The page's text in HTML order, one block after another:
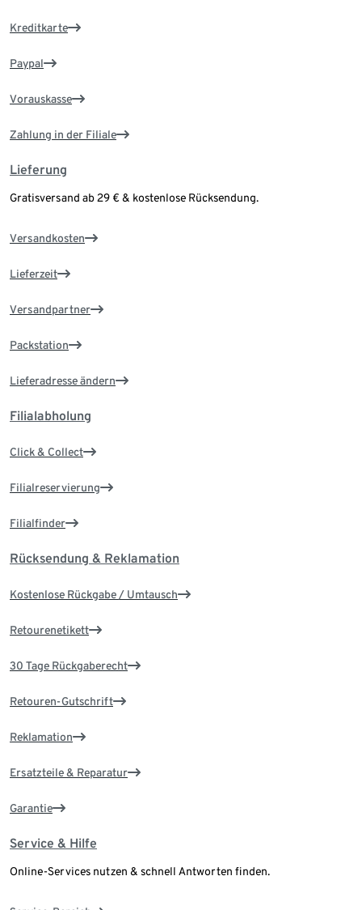
Kreditkarte
Paypal
Vorauskasse
Zahlung in der Filiale
Lieferung
Gratisversand ab 29 € & kostenlose Rücksendung.
Versandkosten
Lieferzeit
Versandpartner
Packstation
Lieferadresse ändern
Filialabholung
Click & Collect
Filialreservierung
Filialfinder
Rücksendung & Reklamation
Kostenlose Rückgabe / Umtausch
Retourenetikett
30 Tage Rückgaberecht
Retouren-Gutschrift
Reklamation
Ersatzteile & Reparatur
Garantie
Service & Hilfe
Online-Services nutzen & schnell Antworten finden.